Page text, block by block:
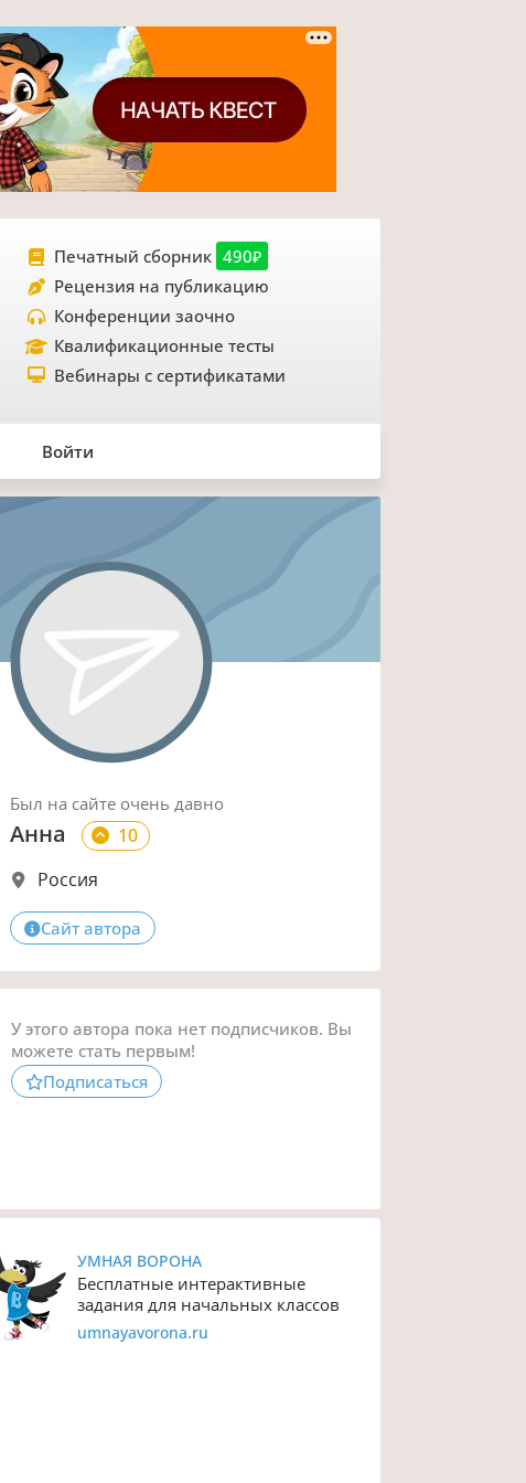
Печатный сборник 490₽
Рецензия на публикацию
Конференции заочно
Квалификационные тесты
Вебинары с сертификатами
Войти
Был на сайте очень давно
Анна
10
Россия
Сайт автора
У этого автора пока нет подписчиков. Вы
можете стать первым!
Подписаться
УМНАЯ ВОРОНА
Бесплатные интерактивные
задания для начальных классов
umnayavorona.ru